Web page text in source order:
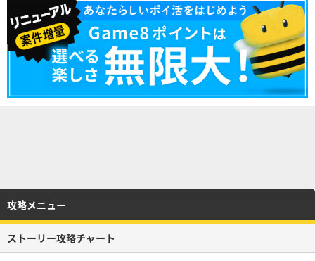
攻略メニュー
ストーリー攻略チャート